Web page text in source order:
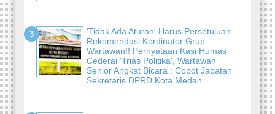
'Tidak Ada Aturan' Harus Persetujuan
Rekomendasi Kordinator Grup
Wartawan!! Pernyataan Kasi Humas
Cederai 'Trias Politika', Wartawan
Senior Angkat Bicara : Copot Jabatan
Sekretaris DPRD Kota Medan